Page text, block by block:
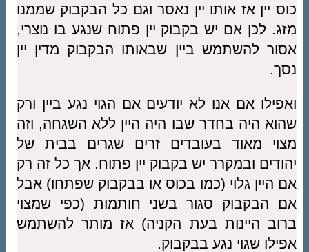
כוס יין אז אותו יין נאסר וגם כל הבקבוק שממנו
מזג. לכן אם יש בקבוק יין פתוח שנגע בו נוצרי,
אסור להשתמש ביין שבאותו הבקבוק מדין יין
נסך.
ואפילו אם אנו לא יודעים אם הגוי נגע ביין ורק
שהוא היה בחדר שבו היה היין ללא השגחה, וזה
מצוי מאוד בעובדים זרים שגרים בבית של
יהודים ובמקרר יש בקבוק יין פתוח. אך כל זה רק
אם היין גלוי (כמו בכוס או בבקבוק שפתחו) אבל
אם הבקבוק סגור בשני חותמות (כפי שמצוי
ברוב היינות בעת הקניה) אז מותר להשתמש
אפילו שגוי נגע בבקבוק.